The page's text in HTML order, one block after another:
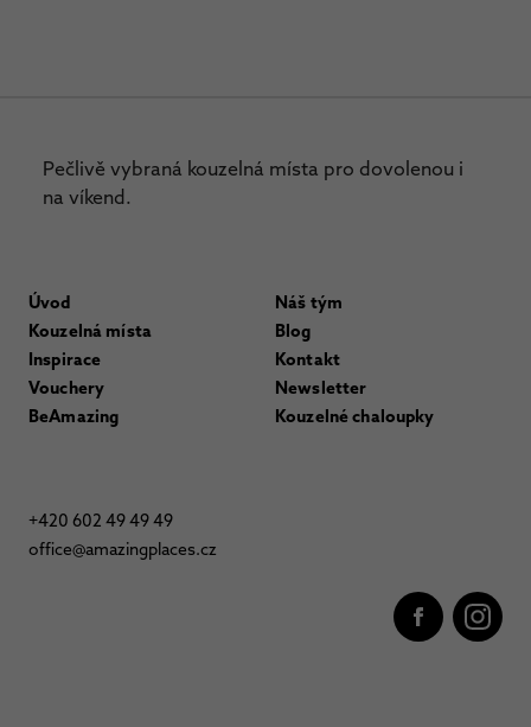
Pečlivě vybraná kouzelná místa pro dovolenou i
na víkend.
Úvod
Kouzelná místa
Inspirace
Vouchery
BeAmazing
Náš tým
Blog
Kontakt
Newsletter
Kouzelné chaloupky
+420 602 49 49 49
office@amazingplaces.cz